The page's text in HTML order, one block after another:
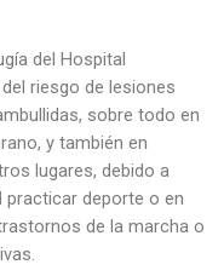
del Hospital
riesgo de lesiones
sobre todo en
y también en
lugares, debido a
deporte o en
de la marcha o